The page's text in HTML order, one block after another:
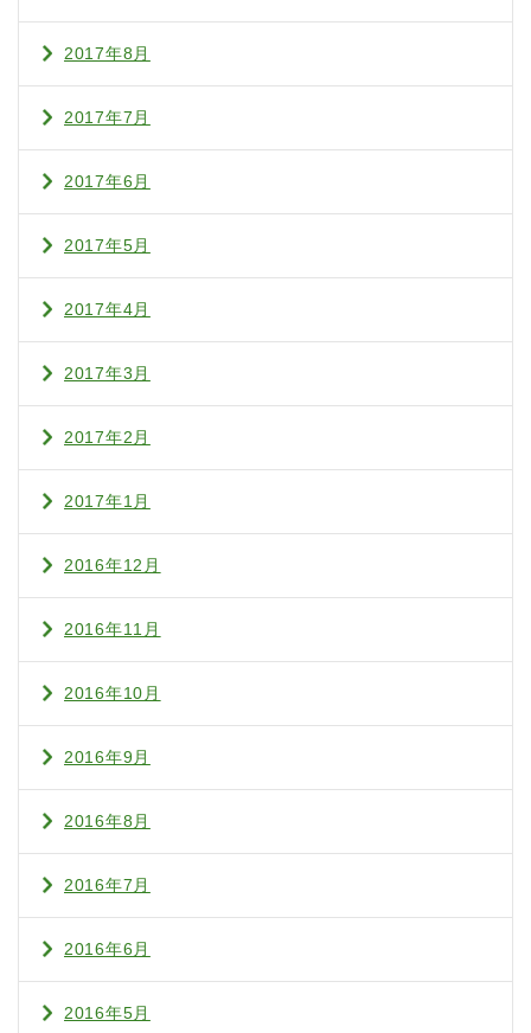
2017年8月
2017年7月
2017年6月
2017年5月
2017年4月
2017年3月
2017年2月
2017年1月
2016年12月
2016年11月
2016年10月
2016年9月
2016年8月
2016年7月
2016年6月
2016年5月